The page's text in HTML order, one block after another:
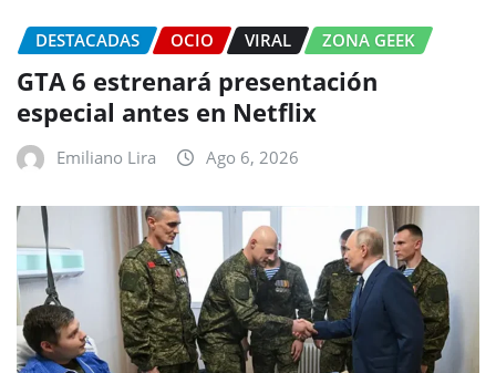
DESTACADAS OCIO VIRAL ZONA GEEK
GTA 6 estrenará presentación
especial antes en Netflix
Emiliano Lira Ago 6, 2026